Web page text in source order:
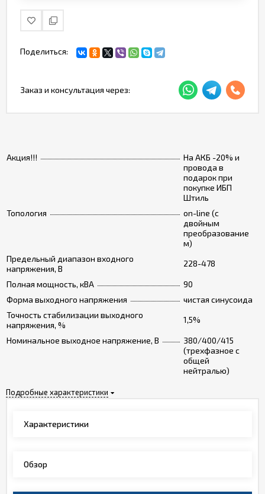
Акция!!!
На АКБ -20% и
провода в
подарок при
покупке ИБП
Штиль
Топология
on-line (с
двойным
преобразование
м)
Предельный диапазон входного
напряжения, В
228-478
Полная мощность, кВА
90
Форма выходного напряжения
чистая синусоида
Точность стабилизации выходного
напряжения, %
1,5%
Номинальное выходное напряжение, В
380/400/415
(трехфазное с
общей
нейтралью)
Подробные характеристики
Поделиться:
Заказ и консультация через:
Характеристики
Обзор